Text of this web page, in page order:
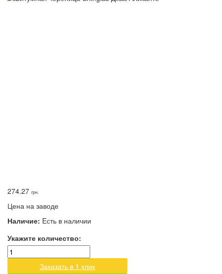
274.27 грн.
Цена на заводе
Наличие: Eсть в наличии
Укажите количество:
Заказать в 1 клик